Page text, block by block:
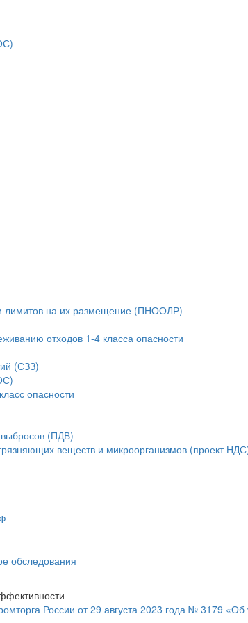
и лимитов на их размещение (ПНООЛР)
отходов 1-4 класса опасности
(СЗЗ)
опасности
выбросов (ПДВ)
веществ и микроорганизмов (проект
обследования
России от 29 августа 2023 года № 3179